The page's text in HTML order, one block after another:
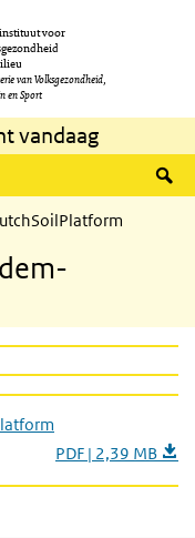
voor
van Volksgezondheid,
en Sport
vandaag
PDF | 2,39 MB